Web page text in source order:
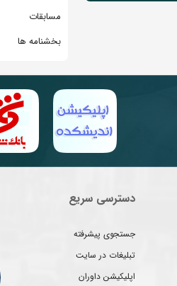
مسابقات
بخشنامه ها
دسترسی سریع
جستجوی پیشرفته
تبلیغات در سایت
اپلیکیشن داوران